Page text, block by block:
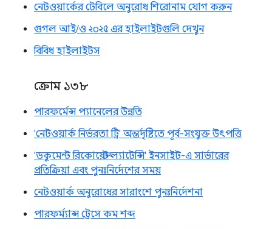
নেটওয়ার্কের টেবিলে অনুরোধ শিরোনাম যোগ করুন
গুগল আই/ও ২০২৫ এর হাইলাইটগুলি দেখুন
বিবিধ হাইলাইটস
ক্রোম ১৩৮
পারফর্মেন্স প্যানেলের উন্নতি
'নেটওয়ার্ক নির্ভরতা ট্রি' অন্তর্দৃষ্টিতে পূর্ব-সংযুক্ত উৎপত্তি
'ডকুমেন্ট রিকোয়েস্ট ল্যাটেন্সি' ইনসাইট-এ সার্ভারের
প্রতিক্রিয়া এবং পুনঃনির্দেশের সময়
নেটওয়ার্ক অনুরোধের সারাংশে পুনঃনির্দেশনা
পারফর্ম্যান্স ট্রেসে কম শব্দ